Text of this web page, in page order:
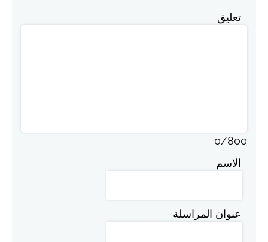
تعليق
0/800
الاسم
عنوان المراسلة